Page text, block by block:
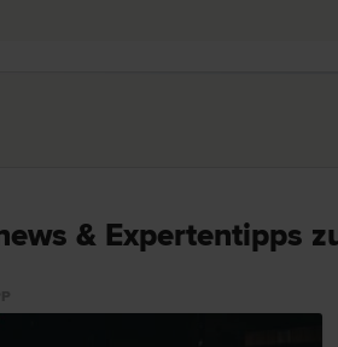
& Expertentipps